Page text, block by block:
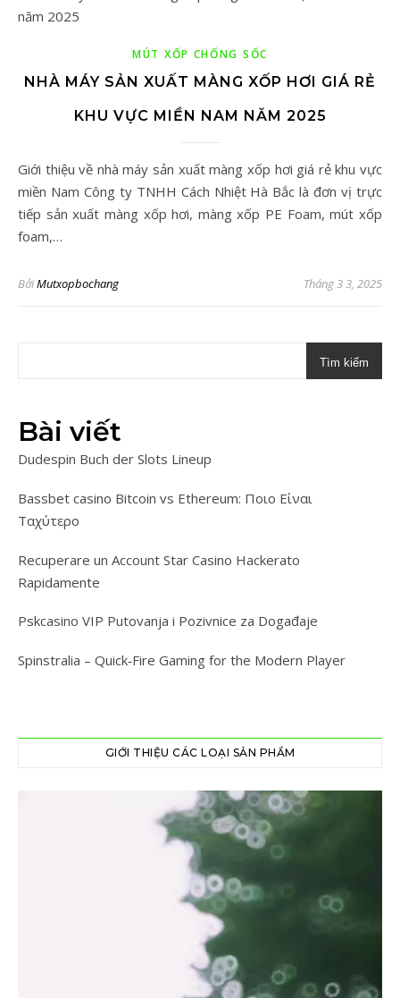
MÚT XỐP CHỐNG SỐC
NHÀ MÁY SẢN XUẤT MÀNG XỐP HƠI GIÁ RẺ
KHU VỰC MIỀN NAM NĂM 2025
Giới thiệu về nhà máy sản xuất màng xốp hơi giá rẻ khu vực
miền Nam Công ty TNHH Cách Nhiệt Hà Bắc là đơn vị trực
tiếp sản xuất màng xốp hơi, màng xốp PE Foam, mút xốp
foam,…
BởiMutxopbochang Tháng 3 3, 2025
Tìm kiếm
Bài viết
Dudespin Buch der Slots Lineup
Bassbet casino Bitcoin vs Ethereum: Ποιο Είναι
Ταχύτερο
Recuperare un Account Star Casino Hackerato
Rapidamente
Pskcasino VIP Putovanja i Pozivnice za Događaje
Spinstralia – Quick‑Fire Gaming for the Modern Player
GIỚI THIỆU CÁC LOẠI SẢN PHẨM